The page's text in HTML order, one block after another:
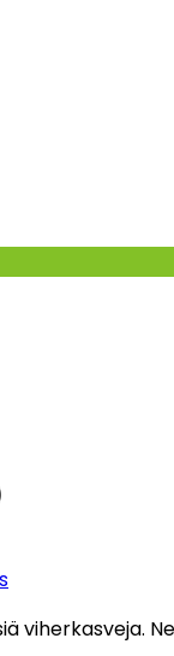
viherkasveja.